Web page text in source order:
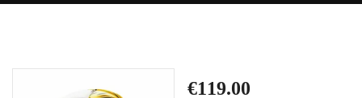
€119.00